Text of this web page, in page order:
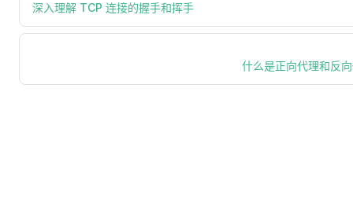
深入理解 TCP 连接的握手和挥手
什么是正向代理和反